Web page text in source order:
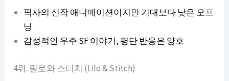
픽사의 신작 애니메이션이지만 기대보다 낮은 오프
닝
감성적인 우주 SF 이야기, 평단 반응은 양호
4위. 릴로와 스티치 (Lilo & Stitch)